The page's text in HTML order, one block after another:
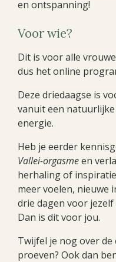
en ontspanning!
Voor wie?
Dit is voor alle
dus het online
Deze driedaagse is
vanuit een
energie.
Heb je eerder
Vallei-orgasmeen
herhaling of
meer voelen, nieuwe
drie dagen voor jezelf
Dan is dit voor jou.
Twijfel je nog over
proeven? Ook dan